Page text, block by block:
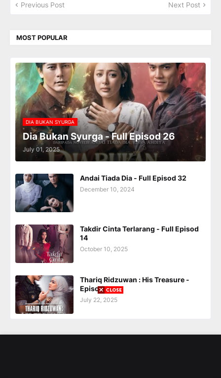
Previous Post Next Post
MOST POPULAR
DIA BUKAN SYURGA
Dia Bukan Syurga - Full Episod 26
July 01, 2025
Andai Tiada Dia - Full Episod 32
December 10, 2024
Takdir Cinta Terlarang - Full Episod
14
October 10, 2025
Thariq Ridzuwan : His Treasure -
Episod 1
July 22, 2025